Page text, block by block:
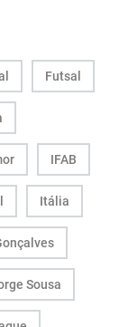
Futsal
IFAB
Itália
Sousa